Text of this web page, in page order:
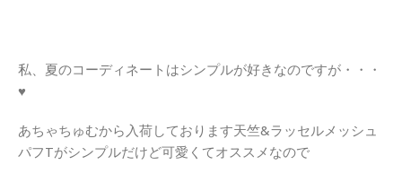
私、夏のコーディネートはシンプルが好きなのですが・・・
♥
あちゃちゅむから入荷しております天竺&ラッセルメッシュ
パフTがシンプルだけど可愛くてオススメなので